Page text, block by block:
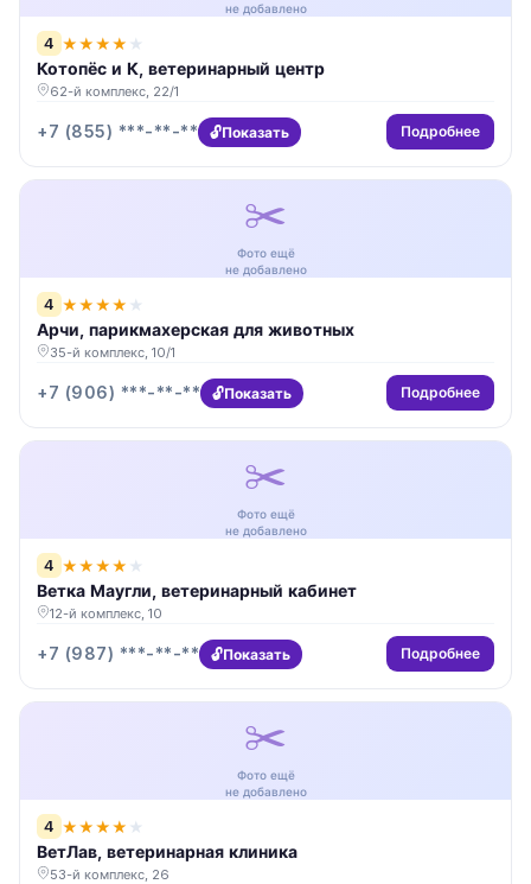
не добавлено
4 ★★★★ ★
Котопёс и К, ветеринарный центр
62-й комплекс, 22/1
+7 (855) ***-**-** Показать Подробнее
✂️
Фото ещё
не добавлено
4 ★★★★ ★
Арчи, парикмахерская для животных
35-й комплекс, 10/1
+7 (906) ***-**-** Показать Подробнее
✂️
Фото ещё
не добавлено
4 ★★★★ ★
Ветка Маугли, ветеринарный кабинет
12-й комплекс, 10
+7 (987) ***-**-** Показать Подробнее
✂️
Фото ещё
не добавлено
4 ★★★★ ★
ВетЛав, ветеринарная клиника
53-й комплекс, 26